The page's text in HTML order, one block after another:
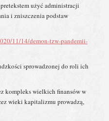
użyć administracji
i zniszczenia podstaw
11/14/demon-tzw-pandemii-
sprowadzonej do roli ich
kompleks wielkich finansów w
wieki kapitalizmu prowadzą,